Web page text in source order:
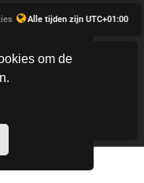
om de
Alle tijden zijn UTC+01:00